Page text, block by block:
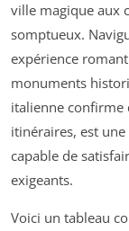
ville magique aux
somptueux.
expérience
monuments
italienne confirme
itinéraires, est
capable de
exigeants.
Voici un tableau